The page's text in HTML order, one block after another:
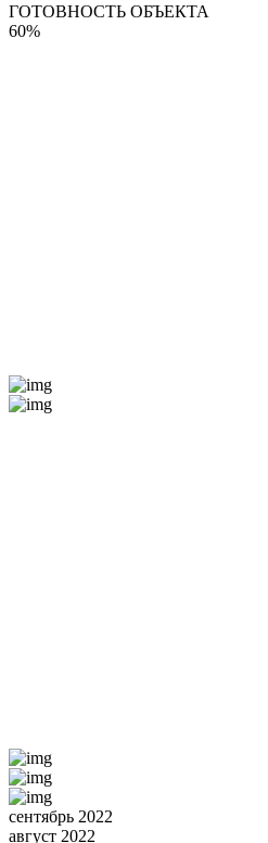
ГОТОВНОСТЬ ОБЪЕКТА
60%
сентябрь 2022
август 2022